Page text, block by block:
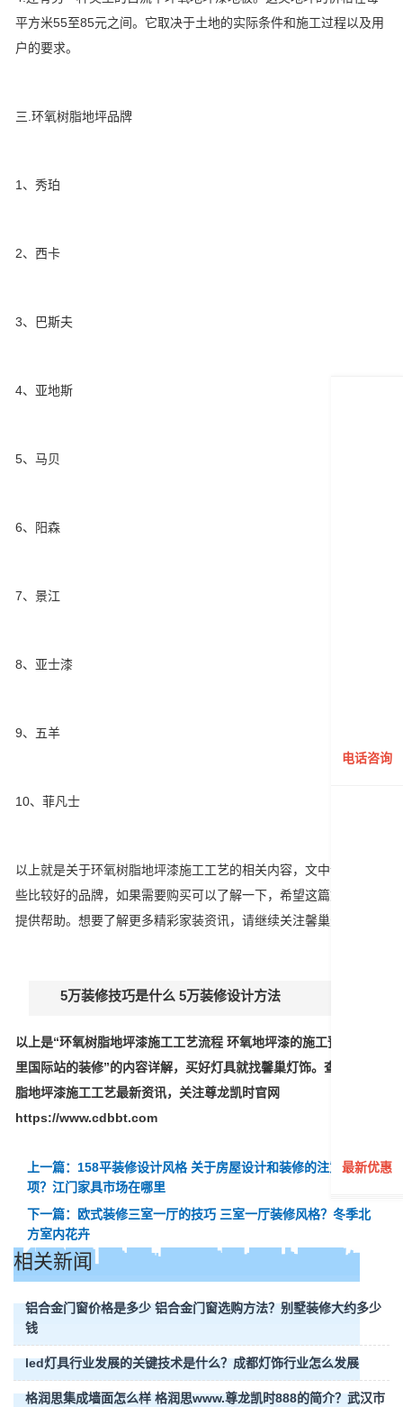
平方米55至85元之间。它取决于土地的实际条件和施工过程以及用
户的要求。
三.环氧树脂地坪品牌
1、秀珀
2、西卡
3、巴斯夫
4、亚地斯
5、马贝
6、阳森
7、景江
8、亚士漆
9、五羊
10、菲凡士
以上就是关于环氧树脂地坪漆施工工艺的相关内容，文中介绍了一
些比较好的品牌，如果需要购买可以了解一下，希望这篇文章可以
提供帮助。想要了解更多精彩家装资讯，请继续关注馨巢灯饰网。
5万装修技巧是什么 5万装修设计方法
以上是“环氧树脂地坪漆施工工艺流程 环氧地坪漆的施工预算？阿
里国际站的装修”的内容详解，买好灯具就找馨巢灯饰。查看环氧树
脂地坪漆施工工艺最新资讯，关注尊龙凯时官网
https://www.cdbbt.com
上一篇：158平装修设计风格 关于房屋设计和装修的注意事
项？江门家具市场在哪里
下一篇：欧式装修三室一厅的技巧 三室一厅装修风格？冬季北
方室内花卉
相关新闻
铝合金门窗价格是多少 铝合金门窗选购方法？别墅装修大约多少
钱
led灯具行业发展的关键技术是什么？成都灯饰行业怎么发展
格润思集成墙面怎么样 格润思www.尊龙凯时888的简介？武汉市
电话咨询
最新优惠